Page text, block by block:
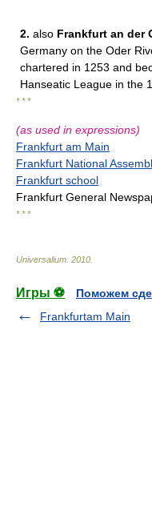
2. also Frankfurt an der
Germany on the Oder
chartered in 1253 and
Hanseatic League in the
* * *
(as used in expressions)
Frankfurt am Main
Frankfurt National
Frankfurt school
Frankfurt General
* * *
Universalium 2010
Игры ⚽
Поможем
Frankfurtam Main